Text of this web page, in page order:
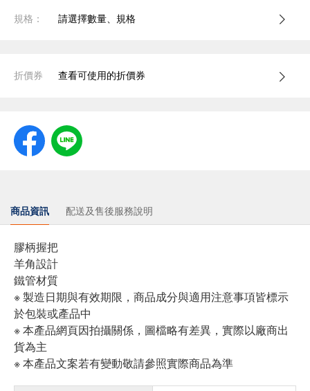
規格： 請選擇數量、規格
折價券 查看可使用的折價券
商品資訊 配送及售後服務說明
膠柄握把
羊角設計
鐵管材質
※ 製造日期與有效期限，商品成分與適用注意事項皆標示
於包裝或產品中
※ 本產品網頁因拍攝關係，圖檔略有差異，實際以廠商出
貨為主
※ 本產品文案若有變動敬請參照實際商品為準